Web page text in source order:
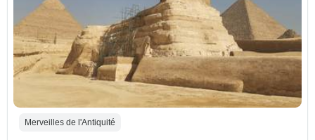
Merveilles de l'Antiquité